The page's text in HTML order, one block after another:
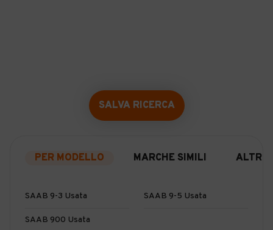
SALVA RICERCA
PER MODELLO MARCHE SIMILI ALTRO
SAAB 9-3 Usata SAAB 9-5 Usata
SAAB 900 Usata